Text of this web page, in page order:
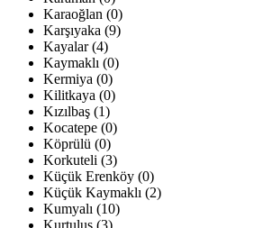
Karaoğlan (0)
Karşıyaka (9)
Kayalar (4)
Kaymaklı (0)
Kermiya (0)
Kilitkaya (0)
Kızılbaş (1)
Kocatepe (0)
Köprülü (0)
Korkuteli (3)
Küçük Erenköy (0)
Küçük Kaymaklı (2)
Kumyalı (10)